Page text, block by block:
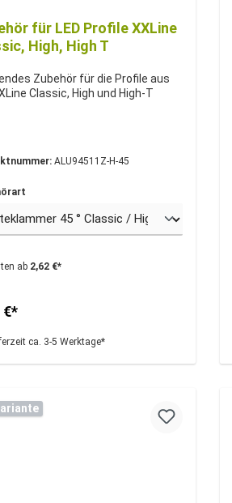
für LED Profile XXLine
High, High T
Zubehör für die Profile aus
Classic, High und High-T
ALU94511Z-H-45
ab 2,62 €*
€*
ca. 3-5 Werktage*